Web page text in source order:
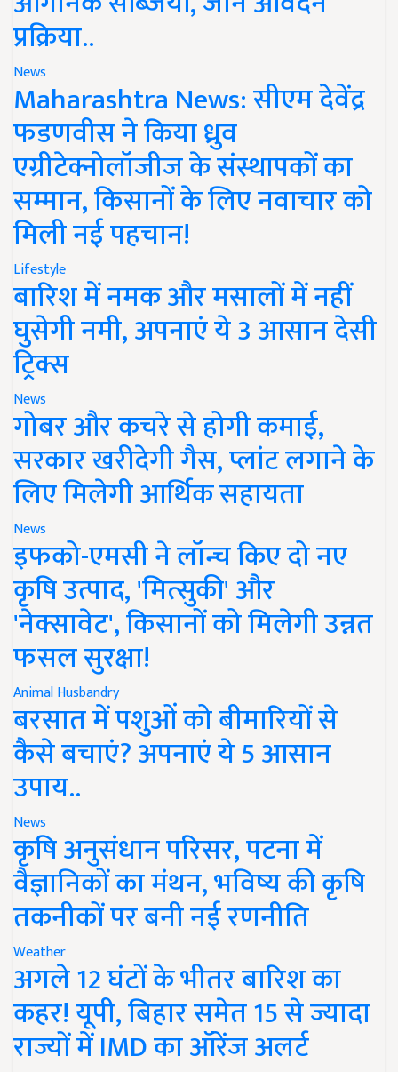
प्रक्रिया..
News
Maharashtra News: सीएम देवेंद्र
फडणवीस ने किया ध्रुव
एग्रीटेक्नोलॉजीज के संस्थापकों का
सम्मान, किसानों के लिए नवाचार को
मिली नई पहचान!
Lifestyle
बारिश में नमक और मसालों में नहीं
घुसेगी नमी, अपनाएं ये 3 आसान देसी
ट्रिक्स
News
गोबर और कचरे से होगी कमाई,
सरकार खरीदेगी गैस, प्लांट लगाने के
लिए मिलेगी आर्थिक सहायता
News
इफको-एमसी ने लॉन्च किए दो नए
कृषि उत्पाद, 'मित्सुकी' और
'नेक्सावेट', किसानों को मिलेगी उन्नत
फसल सुरक्षा!
Animal Husbandry
बरसात में पशुओं को बीमारियों से
कैसे बचाएं? अपनाएं ये 5 आसान
उपाय..
News
कृषि अनुसंधान परिसर, पटना में
वैज्ञानिकों का मंथन, भविष्य की कृषि
तकनीकों पर बनी नई रणनीति
Weather
अगले 12 घंटों के भीतर बारिश का
कहर! यूपी, बिहार समेत 15 से ज्यादा
राज्यों में IMD का ऑरेंज अलर्ट